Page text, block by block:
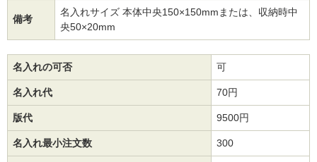
備考
名入れサイズ 本体中央150×150mmまたは、収納時中
央50×20mm
名入れの可否 可
名入れ代 70円
版代 9500円
名入れ最小注文数 300